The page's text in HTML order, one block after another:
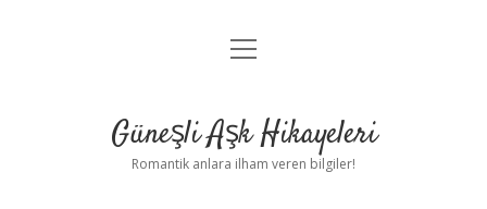
Anasayfa
Yasal Uyarı
menüyü
Güneşli Aşk Hikayeleri
Romantik anlara ilham veren bilgiler!